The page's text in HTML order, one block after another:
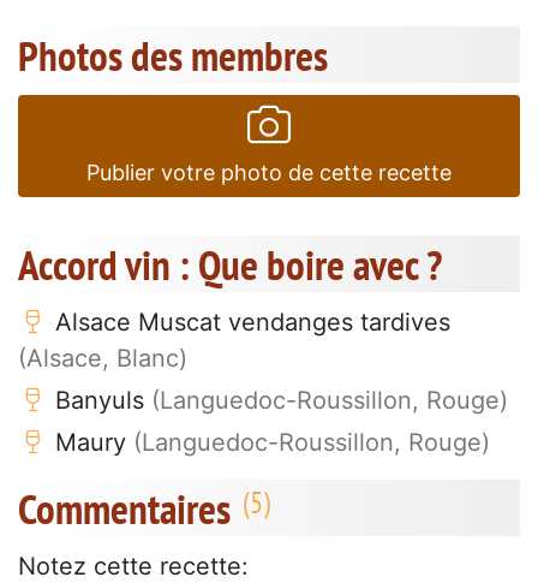
Photos des membres
Publier votre photo de cette recette
Accord vin : Que boire avec ?
Alsace Muscat vendanges tardives
(Alsace, Blanc)
Banyuls (Languedoc-Roussillon, Rouge)
Maury (Languedoc-Roussillon, Rouge)
Commentaires
Notez cette recette: